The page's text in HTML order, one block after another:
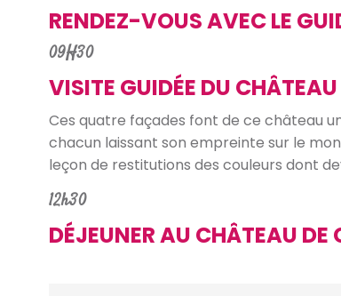
RENDEZ-VOUS AVEC LE
09H30
VISITE GUIDÉE DU
Ces quatre façades font de ce château
chacun laissant son empreinte sur le
leçon de restitutions des couleurs dont
12h30
DÉJEUNER AU CHÂTEAU DE